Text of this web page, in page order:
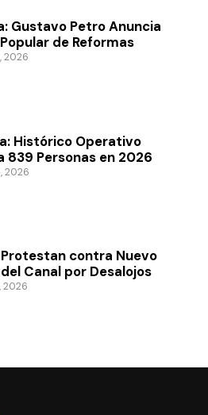
Gustavo Petro Anuncia
de Reformas
2026
Histórico Operativo
839 Personas en 2026
2026
Protestan contra Nuevo
Canal por Desalojos
2026